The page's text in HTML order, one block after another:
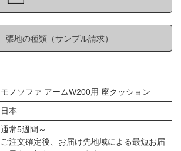
張地の種類（サンプル請求）
モノソファ アームW200用 座クッション
日本
通常5週間～
ご注文確定後、お届け先地域による最短お届